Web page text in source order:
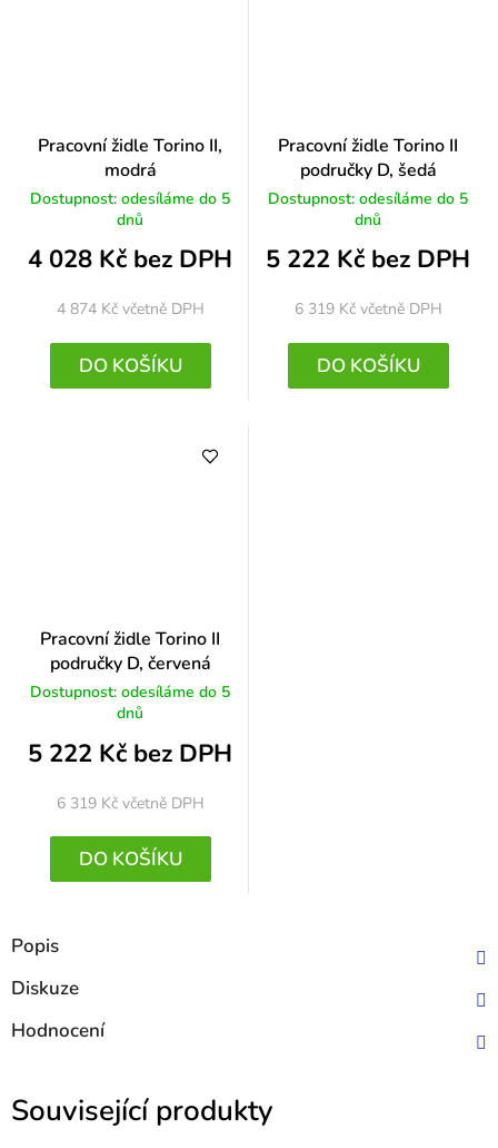
Pracovní židle Torino II,
modrá
Dostupnost: odesíláme do 5
dnů
4 028 Kč bez DPH
4 874 Kč včetně DPH
DO KOŠÍKU
Pracovní židle Torino II
područky D, šedá
Dostupnost: odesíláme do 5
dnů
5 222 Kč bez DPH
6 319 Kč včetně DPH
DO KOŠÍKU
Pracovní židle Torino II
područky D, červená
Dostupnost: odesíláme do 5
dnů
5 222 Kč bez DPH
6 319 Kč včetně DPH
DO KOŠÍKU
Popis
Diskuze
Hodnocení
Související produkty